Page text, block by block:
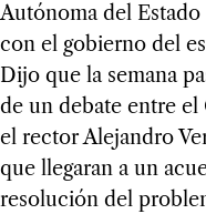
Autónoma del
con el gobierno del
Dijo que la semana
de un debate entre
el rector Alejandro
que llegaran a un
resolución del